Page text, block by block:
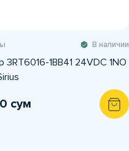
В наличии
3RT6016-1BB41 24VDC 1NO
сум